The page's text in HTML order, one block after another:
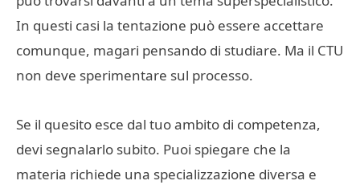
In questi casi la tentazione può essere accettare
comunque, magari pensando di studiare. Ma il CTU
non deve sperimentare sul processo.
Se il quesito esce dal tuo ambito di competenza,
devi segnalarlo subito. Puoi spiegare che la
materia richiede una specializzazione diversa e